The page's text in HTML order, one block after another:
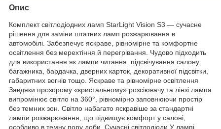
Опис
Комплект світлодіодних ламп StarLight Vision S3 — сучасне
рішення для заміни штатних ламп розжарювання в
автомобілі. Забезпечує яскраве, рівномірне та комфортне
освітлення без мерехтіння й перегрівання. Чудово підходить
для використання як лампи читання, підсвічування салону,
багажника, бардачка, дверних карток, декоративної підсвітки,
габаритних вогнів тощо. Яскраве та рівномірне освітлення
Завдяки прозорому «кристальному» розсіювачу та лінзі лампа
випромінює світло на 360°, рівномірно заповнюючи простір
без темних зон. Світло набагато яскравіше за стандартні
лампи розжарювання, що підвищує комфорт у салоні,
особливо в темну пору доби. Сучасні світлодіоди У лампі